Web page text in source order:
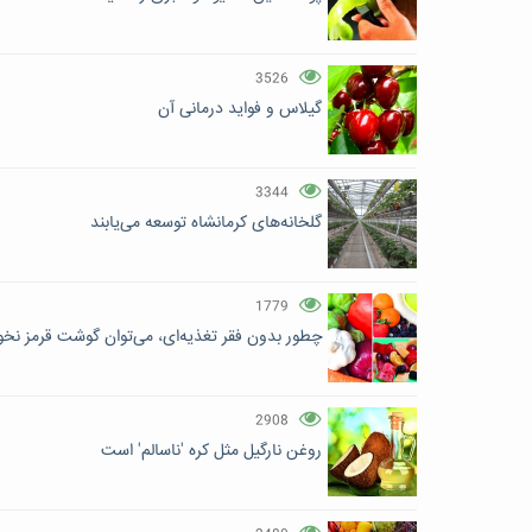
3526
گیلاس و فواید درمانی آن
3344
گلخانه‌های کرمانشاه توسعه می‌یابند
1779
چطور بدون فقر تغذیه‌ای، می‌توان گوشت قرمز
2908
روغن نارگیل مثل کره 'ناسالم' است